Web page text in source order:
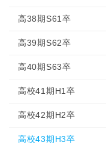
高38期S61卒
高39期S62卒
高40期S63卒
高校41期H1卒
高校42期H2卒
高校43期H3卒